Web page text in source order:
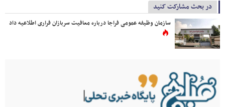
در بحث مشارکت کنید
سازمان وظیفه عمومی فراجا درباره معافیت سربازان فراری اطلاعیه داد